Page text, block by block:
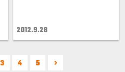
2012.9.28
3 4 5